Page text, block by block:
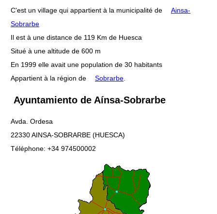
C'est un village qui appartient à la municipalité de
Ainsa-
Sobrarbe
Il est à une distance de 119 Km de Huesca
Situé à une altitude de 600 m
En 1999 elle avait une population de 30 habitants
Appartient à la région de
Sobrarbe
Ayuntamiento de Aínsa-Sobrarbe
Avda. Ordesa
22330 AINSA-SOBRARBE (HUESCA)
Téléphone: +34 974500002